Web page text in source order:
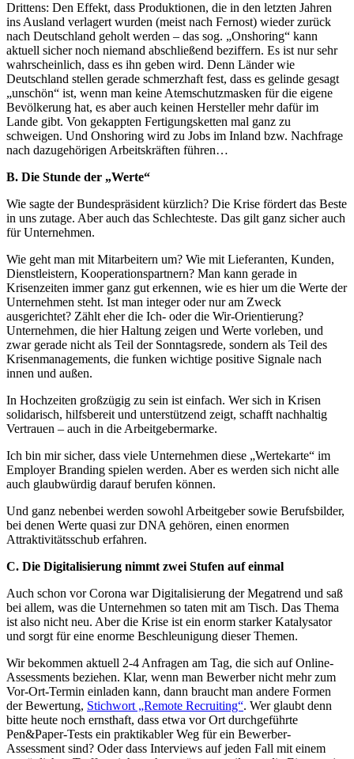
Drittens: Den Effekt, dass Produktionen, die in den letzten Jahren
ins Ausland verlagert wurden (meist nach Fernost) wieder zurück
nach Deutschland geholt werden – das sog. „Onshoring“ kann
aktuell sicher noch niemand abschließend beziffern. Es ist nur sehr
wahrscheinlich, dass es ihn geben wird. Denn Länder wie
Deutschland stellen gerade schmerzhaft fest, dass es gelinde gesagt
„unschön“ ist, wenn man keine Atemschutzmasken für die eigene
Bevölkerung hat, es aber auch keinen Hersteller mehr dafür im
Lande gibt. Von gekappten Fertigungsketten mal ganz zu
schweigen. Und Onshoring wird zu Jobs im Inland bzw. Nachfrage
nach dazugehörigen Arbeitskräften führen…
B. Die Stunde der „Werte“
Wie sagte der Bundespräsident kürzlich? Die Krise fördert das Beste
in uns zutage. Aber auch das Schlechteste. Das gilt ganz sicher auch
für Unternehmen.
Wie geht man mit Mitarbeitern um? Wie mit Lieferanten, Kunden,
Dienstleistern, Kooperationspartnern? Man kann gerade in
Krisenzeiten immer ganz gut erkennen, wie es hier um die Werte der
Unternehmen steht. Ist man integer oder nur am Zweck
ausgerichtet? Zählt eher die Ich- oder die Wir-Orientierung?
Unternehmen, die hier Haltung zeigen und Werte vorleben, und
zwar gerade nicht als Teil der Sonntagsrede, sondern als Teil des
Krisenmanagements, die funken wichtige positive Signale nach
innen und außen.
In Hochzeiten großzügig zu sein ist einfach. Wer sich in Krisen
solidarisch, hilfsbereit und unterstützend zeigt, schafft nachhaltig
Vertrauen – auch in die Arbeitgebermarke.
Ich bin mir sicher, dass viele Unternehmen diese „Wertekarte“ im
Employer Branding spielen werden. Aber es werden sich nicht alle
auch glaubwürdig darauf berufen können.
Und ganz nebenbei werden sowohl Arbeitgeber sowie Berufsbilder,
bei denen Werte quasi zur DNA gehören, einen enormen
Attraktivitätsschub erfahren.
C. Die Digitalisierung nimmt zwei Stufen auf einmal
Auch schon vor Corona war Digitalisierung der Megatrend und saß
bei allem, was die Unternehmen so taten mit am Tisch. Das Thema
ist also nicht neu. Aber die Krise ist ein enorm starker Katalysator
und sorgt für eine enorme Beschleunigung dieser Themen.
Wir bekommen aktuell 2-4 Anfragen am Tag, die sich auf Online-
Assessments beziehen. Klar, wenn man Bewerber nicht mehr zum
Vor-Ort-Termin einladen kann, dann braucht man andere Formen
der Bewertung, Stichwort „Remote Recruiting“. Wer glaubt denn
bitte heute noch ernsthaft, dass etwa vor Ort durchgeführte
Pen&Paper-Tests ein praktikabler Weg für ein Bewerber-
Assessment sind? Oder dass Interviews auf jeden Fall mit einem